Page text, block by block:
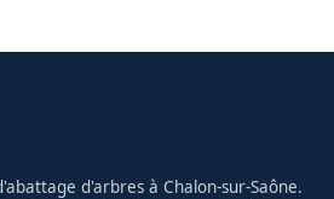
d'arbres à Chalon-sur-Saône.